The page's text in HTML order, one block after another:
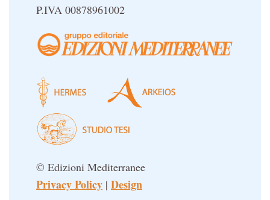
P.IVA 00878961002
© Edizioni Mediterranee
Privacy Policy | Design